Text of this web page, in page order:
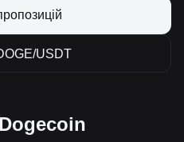
USDT